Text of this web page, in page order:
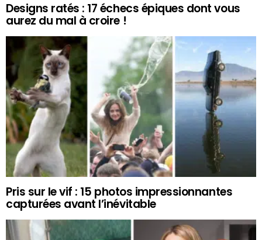
Designs ratés : 17 échecs épiques dont vous
aurez du mal à croire !
Pris sur le vif : 15 photos impressionnantes
capturées avant l’inévitable